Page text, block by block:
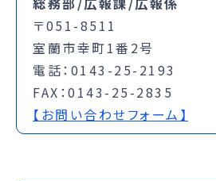
〒051-8511
室蘭市幸町1番2号
電話：0143-25-2193
FAX：0143-25-2835
【お問い合わせフォーム】